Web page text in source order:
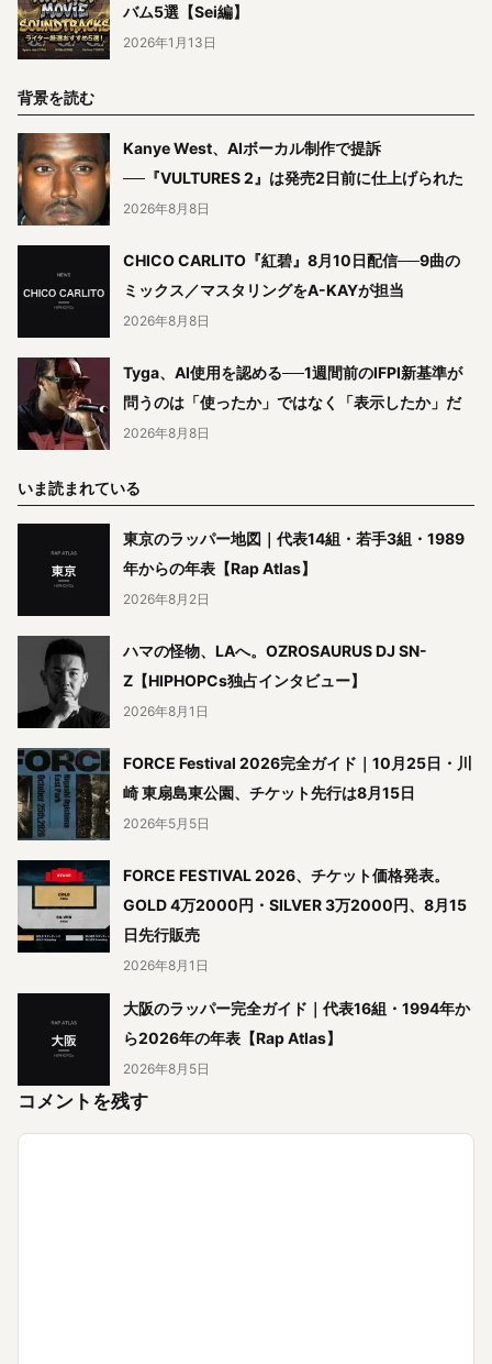
バム5選【Sei編】
2026年1月13日
背景を読む
Kanye West、AIボーカル制作で提訴
──『VULTURES 2』は発売2日前に仕上げられた
2026年8月8日
CHICO CARLITO『紅碧』8月10日配信──9曲の
ミックス／マスタリングをA-KAYが担当
2026年8月8日
Tyga、AI使用を認める──1週間前のIFPI新基準が
問うのは「使ったか」ではなく「表示したか」だ
2026年8月8日
いま読まれている
東京のラッパー地図｜代表14組・若手3組・1989
年からの年表【Rap Atlas】
2026年8月2日
ハマの怪物、LAへ。OZROSAURUS DJ SN-
Z【HIPHOPCs独占インタビュー】
2026年8月1日
FORCE Festival 2026完全ガイド｜10月25日・川
崎 東扇島東公園、チケット先行は8月15日
2026年5月5日
FORCE FESTIVAL 2026、チケット価格発表。
GOLD 4万2000円・SILVER 3万2000円、8月15
日先行販売
2026年8月1日
大阪のラッパー完全ガイド｜代表16組・1994年か
ら2026年の年表【Rap Atlas】
2026年8月5日
コメントを残す